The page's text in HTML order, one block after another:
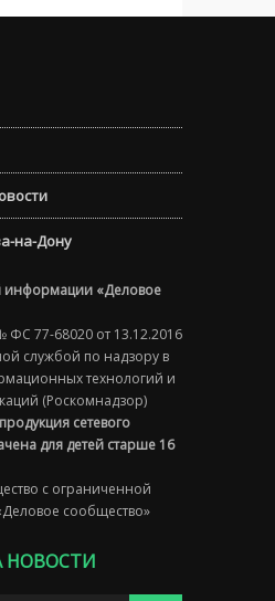
на-Дону
информации «Деловое
ФС 77-68020 от 13.12.2016
службой по надзору в
технологий и
(Роскомнадзор)
сетевого
для детей старше 16
с ограниченной
сообщество»
НОВОСТИ